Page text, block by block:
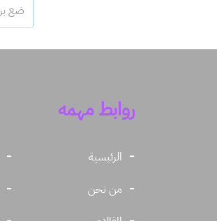
روابط مهمه
الرئيسية
من نحن